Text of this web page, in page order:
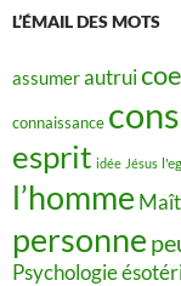
L’ÉMAIL DES MOTS
assumerautrui
connaissance
esprit idée Jésus
l’homme
personne
Psychologie